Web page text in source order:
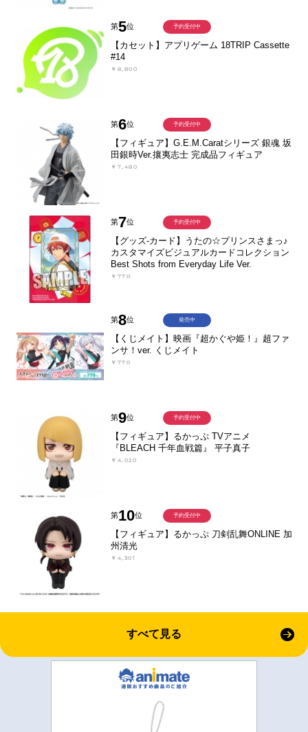
第5位
【カセット】アプリゲーム 18TRIP Cassette
#14
￥8,800
予約受付中
第6位
【フィギュア】G.E.M.Caratシリーズ 銀魂 坂
田銀時Ver.攘夷志士 完成品フィギュア
￥7,480
予約受付中
第7位
【グッズ-カード】うたの☆プリンスさまっ♪
カスタマイズビジュアルカードコレクション
Best Shots from Everyday Life Ver.
￥770
予約受付中
第8位
【くじメイト】映画『超かぐや姫！』超ファ
ンサ！ver. くじメイト
￥770
発売中
第9位
【フィギュア】るかっぷ TVアニメ
『BLEACH 千年血戦篇』 平子真子
￥4,020
予約受付中
第10位
【フィギュア】るかっぷ 刀剣乱舞ONLINE 加
州清光
￥4,301
予約受付中
すべて見る